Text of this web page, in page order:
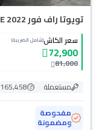
تويوتا راف فور LE 2022
سعر الكاش(شامل الضريبة)
72,900
81,000
مستعملة
165,458 كم
مفحوصة
ومضمونة